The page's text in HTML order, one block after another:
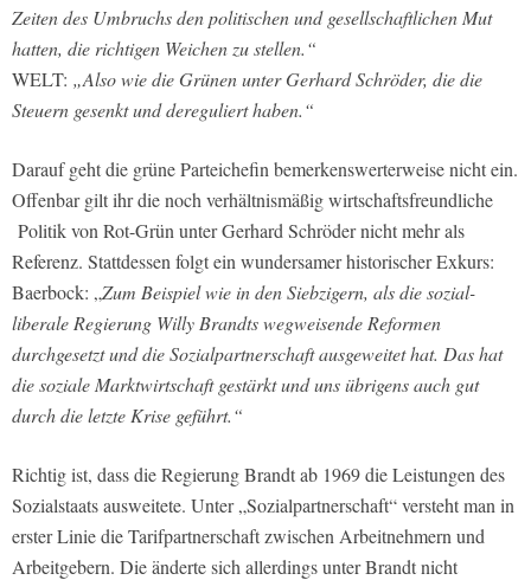
Zeiten des Umbruchs den politischen und gesellschaftlichen Mut
hatten, die richtigen Weichen zu stellen.“
WELT: „Also wie die Grünen unter Gerhard Schröder, die die
Steuern gesenkt und dereguliert haben.“
Darauf geht die grüne Parteichefin bemerkenswerterweise nicht ein.
Offenbar gilt ihr die noch verhältnismäßig wirtschaftsfreundliche
Politik von Rot-Grün unter Gerhard Schröder nicht mehr als
Referenz. Stattdessen folgt ein wundersamer historischer Exkurs:
Baerbock: „Zum Beispiel wie in den Siebzigern, als die sozial-
liberale Regierung Willy Brandts wegweisende Reformen
durchgesetzt und die Sozialpartnerschaft ausgeweitet hat. Das hat
die soziale Marktwirtschaft gestärkt und uns übrigens auch gut
durch die letzte Krise geführt.“
Richtig ist, dass die Regierung Brandt ab 1969 die Leistungen des
Sozialstaats ausweitete. Unter „Sozialpartnerschaft“ versteht man in
erster Linie die Tarifpartnerschaft zwischen Arbeitnehmern und
Arbeitgebern. Die änderte sich allerdings unter Brandt nicht